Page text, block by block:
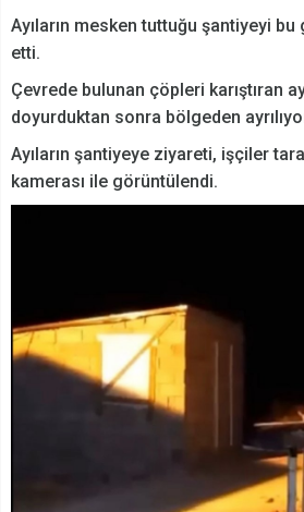
Ayıların mesken tuttuğu şantiyeyi bu
etti.
Çevrede bulunan çöpleri karıştıran
doyurduktan sonra bölgeden
Ayıların şantiyeye ziyareti, işçiler
kamerası ile görüntülendi.